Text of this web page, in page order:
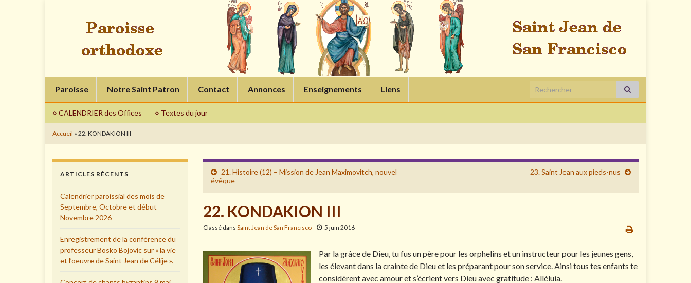
Paroisse Notre Saint Patron Contact Annonces Enseignements Liens Search for:
⋄ CALENDRIER des Offices ⋄ Textes du jour
Accueil » 22. KONDAKION III
21. Histoire (12) – Mission de Jean Maximovitch, nouvel
évêque
23. Saint Jean aux pieds-nus
22. KONDAKION III
Classé dans Saint Jean de San Francisco 5 juin 2016
Par la grâce de Dieu, tu fus un père pour les orphelins et un instructeur pour les jeunes gens,
les élevant dans la crainte de Dieu et les préparant pour son service. Ainsi tous tes enfants te
considèrent avec amour et s’écrient vers Dieu avec gratitude : Alléluia.
ARTICLES RÉCENTS
Calendrier paroissial des mois de
Septembre, Octobre et début
Novembre 2026
Enregistrement de la conférence du
professeur Bosko Bojovic sur « la vie
et l’oeuvre de Saint Jean de Célije ».